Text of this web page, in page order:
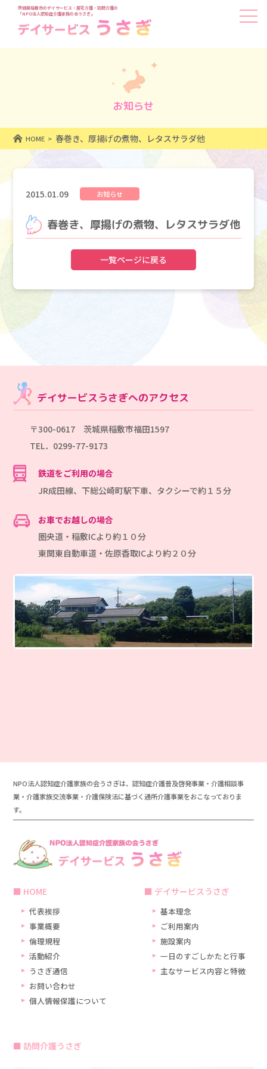
茨城県稲敷市のデイサービス・居宅介護・訪問介護の
「NPO法人認知症介護家族の会うさぎ」
お知らせ
HOME 春巻き、厚揚げの煮物、レタスサラダ他
2015.01.09 お知らせ
春巻き、厚揚げの煮物、レタスサラダ他
一覧ページに戻る
デイサービスうさぎへのアクセス
〒300-0617 茨城県稲敷市福田1597
TEL．0299-77-9173
鉄道をご利用の場合
JR成田線、下総公崎町駅下車、タクシーで約１５分
お車でお越しの場合
圏央道・稲敷ICより約１０分
東関東自動車道・佐原香取ICより約２０分
NPO法人認知症介護家族の会うさぎは、認知症介護普及啓発事業・介護相談事
業・介護家族交流事業・介護保険法に基づく通所介護事業をおこなっておりま
す。
HOME
代表挨拶
事業概要
倫理規程
活動紹介
うさぎ通信
お問い合わせ
個人情報保護について
デイサービスうさぎ
基本理念
ご利用案内
施設案内
一日のすごしかたと行事
主なサービス内容と特徴
訪問介護うさぎ